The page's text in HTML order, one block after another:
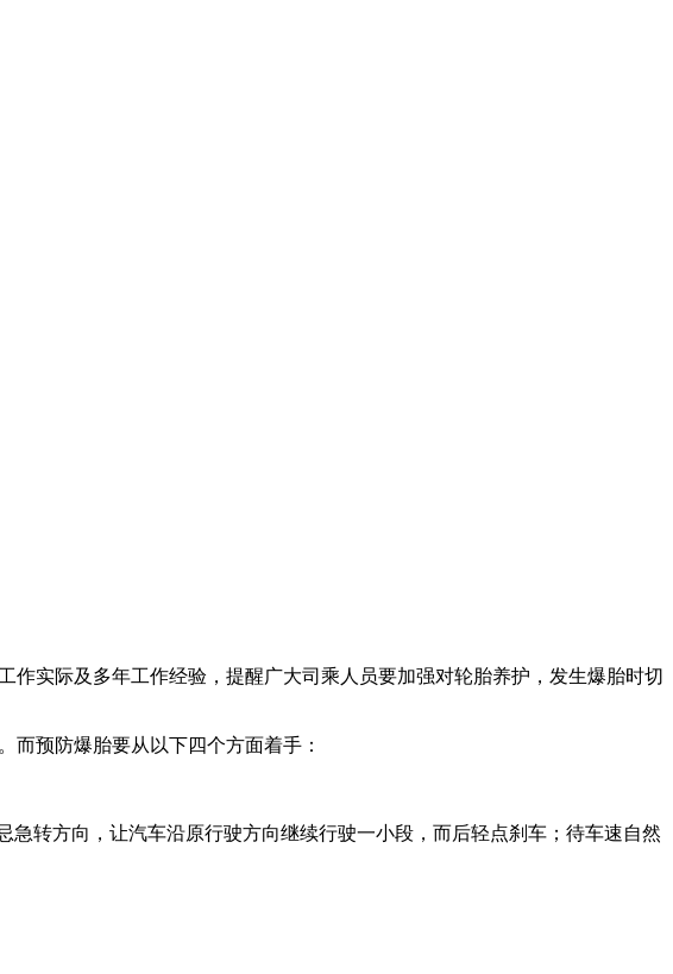
实际及多年工作经验，提醒广大司乘人员要加强对轮胎养护，发生爆胎时切
而预防爆胎要从以下四个方面着手：
转方向，让汽车沿原行驶方向继续行驶一小段，而后轻点刹车；待车速自然